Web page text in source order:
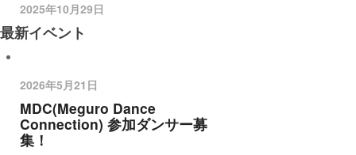
2025年10月29日
最新イベント
2026年5月21日
MDC(Meguro Dance
Connection) 参加ダンサー募
集！